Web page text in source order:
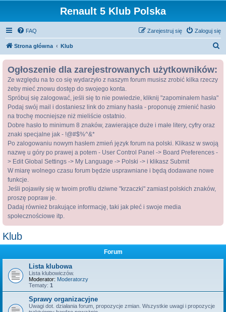
Renault 5 Klub Polska
FAQ Zaloguj się
Zarejestruj się
Strona główna Klub
Ogłoszenie dla zarejestrowanych użytkowników:
Ze względu na to co się wydarzyło z naszym forum musisz zrobić kilka rzeczy
żeby mieć znowu dostęp do swojego konta.
Spróbuj się zalogować, jeśli się to nie powiedzie, kliknij "zapominałem hasła"
Podaj swój mail i dostaniesz link do zmiany hasła - proponuję zmienić hasło
na trochę mocniejsze niż mieliście ostatnio.
Dobre hasło to minimum 8 znaków, zawierające duże i małe litery, cyfry oraz
znaki specjalne jak - !@#$%^&*
Po zalogowaniu nowym hasłem zmień język forum na polski. Klikasz w swoją
nazwę u góry po prawej a potem - User Control Panel -> Board Preferences -
> Edit Global Settings -> My Language -> Polski -> i klikasz Submit
W miarę wolnego czasu forum będzie usprawniane i będą dodawane nowe
funkcje.
Jeśli pojawiły się w twoim profilu dziwne "krzaczki" zamiast polskich znaków,
proszę popraw je.
Dadaj również brakujące informację, taki jak płeć i swoje media
społecznościowe itp.
Klub
Forum
Lista klubowa
Lista klubowiczów.
Moderator: Moderatorzy
Tematy: 1
Sprawy organizacyjne
Uwagi dot. działania forum, propozycje zmian. Wszystkie uwagi i propozycje